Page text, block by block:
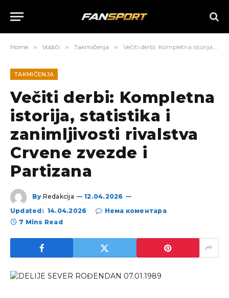
Home » Vodiči » Takmičenja » Večiti derbi: Kompletna istorija, statistika i zanimljivosti rivalstva Crvene zvezde i Partizana
TAKMIČENJA
Večiti derbi: Kompletna
istorija, statistika i
zanimljivosti rivalstva
Crvene zvezde i
Partizana
By Redakcija
12.04.2026
Updated: 14.04.2026
Нема коментара
7 Mins Read